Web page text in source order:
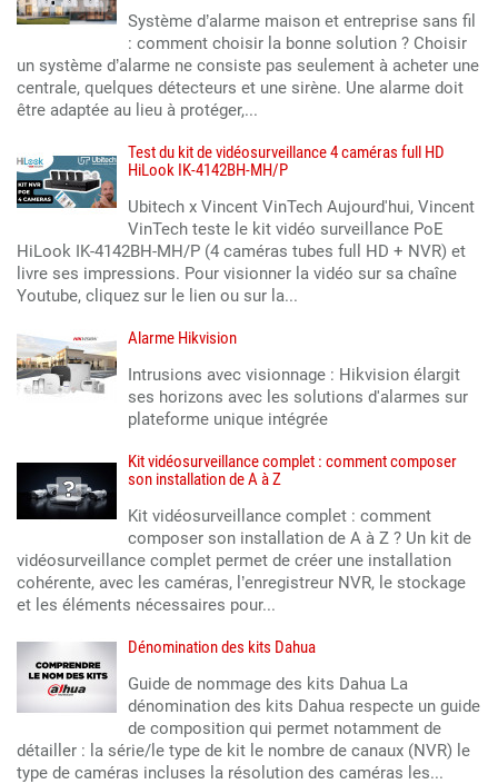
Système d’alarme maison et entreprise sans fil
: comment choisir la bonne solution ? Choisir
un système d’alarme ne consiste pas seulement à acheter une
centrale, quelques détecteurs et une sirène. Une alarme doit
être adaptée au lieu à protéger,...
Test du kit de vidéosurveillance 4 caméras full HD
HiLook IK-4142BH-MH/P
Ubitech x Vincent VinTech Aujourd'hui, Vincent
VinTech teste le kit vidéo surveillance PoE
HiLook IK-4142BH-MH/P (4 caméras tubes full HD + NVR) et
livre ses impressions. Pour visionner la vidéo sur sa chaîne
Youtube, cliquez sur le lien ou sur la...
Alarme Hikvision
Intrusions avec visionnage : Hikvision élargit
ses horizons avec les solutions d'alarmes sur
plateforme unique intégrée
Kit vidéosurveillance complet : comment composer
son installation de A à Z
Kit vidéosurveillance complet : comment
composer son installation de A à Z ? Un kit de
vidéosurveillance complet permet de créer une installation
cohérente, avec les caméras, l’enregistreur NVR, le stockage
et les éléments nécessaires pour...
Dénomination des kits Dahua
Guide de nommage des kits Dahua La
dénomination des kits Dahua respecte un guide
de composition qui permet notamment de
détailler : la série/le type de kit le nombre de canaux (NVR) le
type de caméras incluses la résolution des caméras les...